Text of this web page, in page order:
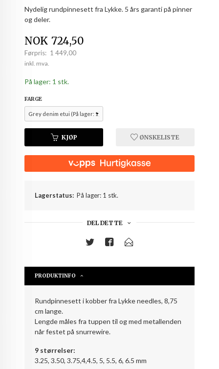
Nydelig rundpinnesett fra Lykke. 5 års garanti på pinner
og deler.
Tilbud
NOK 724,50
Førpris: 1 449,00
Rabatt
inkl. mva.
På lager: 1 stk.
FARGE
KJØP ØNSKELISTE
Lagerstatus: På lager: 1 stk.
DEL DETTE
PRODUKTINFO
Rundpinnesett i kobber fra Lykke needles, 8,75
cm lange.
Lengde måles fra tuppen til og med metallenden
når festet på snurrewire.
9 størrelser:
3.25, 3.50, 3.75,4,4.5, 5, 5.5, 6, 6.5 mm